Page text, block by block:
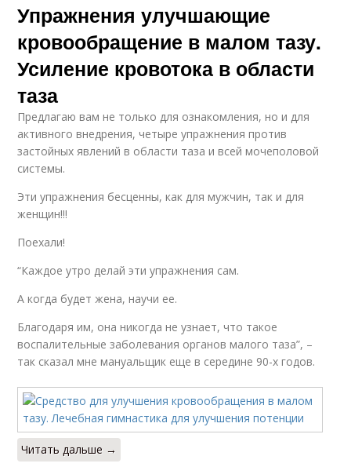
Упражнения улучшающие
кровообращение в малом тазу.
Усиление кровотока в области
таза
Предлагаю вам не только для ознакомления, но и для
активного внедрения, четыре упражнения против
застойных явлений в области таза и всей мочеполовой
системы.
Эти упражнения бесценны, как для мужчин, так и для
женщин!!!
Поехали!
“Каждое утро делай эти упражнения сам.
А когда будет жена, научи ее.
Благодаря им, она никогда не узнает, что такое
воспалительные заболевания органов малого таза”, –
так сказал мне мануальщик еще в середине 90-х годов.
Читать дальше →